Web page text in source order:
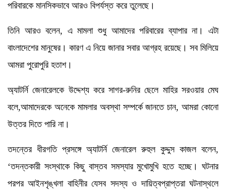
পরিবারকে মানসিকভাবে আরও বিপর্যস্ত করে তুলেছে।
তিনি আরও বলেন, এ মামলা শুধু আমাদের পরিবারের ব্যাপার না। এটা
বাংলাদেশের মানুষের। কারণ এ নিয়ে জানার সবার আগ্রহ রয়েছে। সব মিলিয়ে
আমরা পুরোপুরি হতাশ।
অ্যাটর্নি জেনারেলকে উদ্দেশ্য করে সাগর-রুনির ছেলে মাহির সরওয়ার মেঘ
বলে,আমাদেরকে অনেকে মামলার অবস্থা সম্পর্কে জানতে চান, আমরা কোনো
উত্তর দিতে পারি না।
তদন্তের ধীরগতি প্রসঙ্গে অ্যাটর্নি জেনারেল রুহুল কুদ্দুস কাজল বলেন,
‘তদন্তকারী সংস্থাকে কিছু বাস্তব সমস্যার মুখোমুখি হতে হচ্ছে। ঘটনার
পরপর আইনশৃঙ্খলা বাহিনীর যেসব সদস্য ও দায়িত্বপ্রাপ্তরা ঘটনাস্থলে